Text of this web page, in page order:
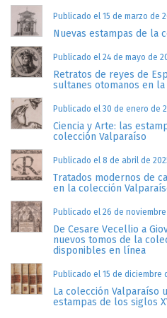
Publicado el 15 de marzo de
Nuevas estampas de la
Publicado el 24 de mayo de
Retratos de reyes de
sultanes otomanos en
Publicado el 30 de enero de
Ciencia y Arte: las
colección Valparaíso
Publicado el 8 de abril de
Tratados modernos de
en la colección
Publicado el 26 de noviembre
De Cesare Vecellio a
nuevos tomos de la
disponibles en línea
Publicado el 15 de diciembre
La colección Valparaíso
estampas de los siglos